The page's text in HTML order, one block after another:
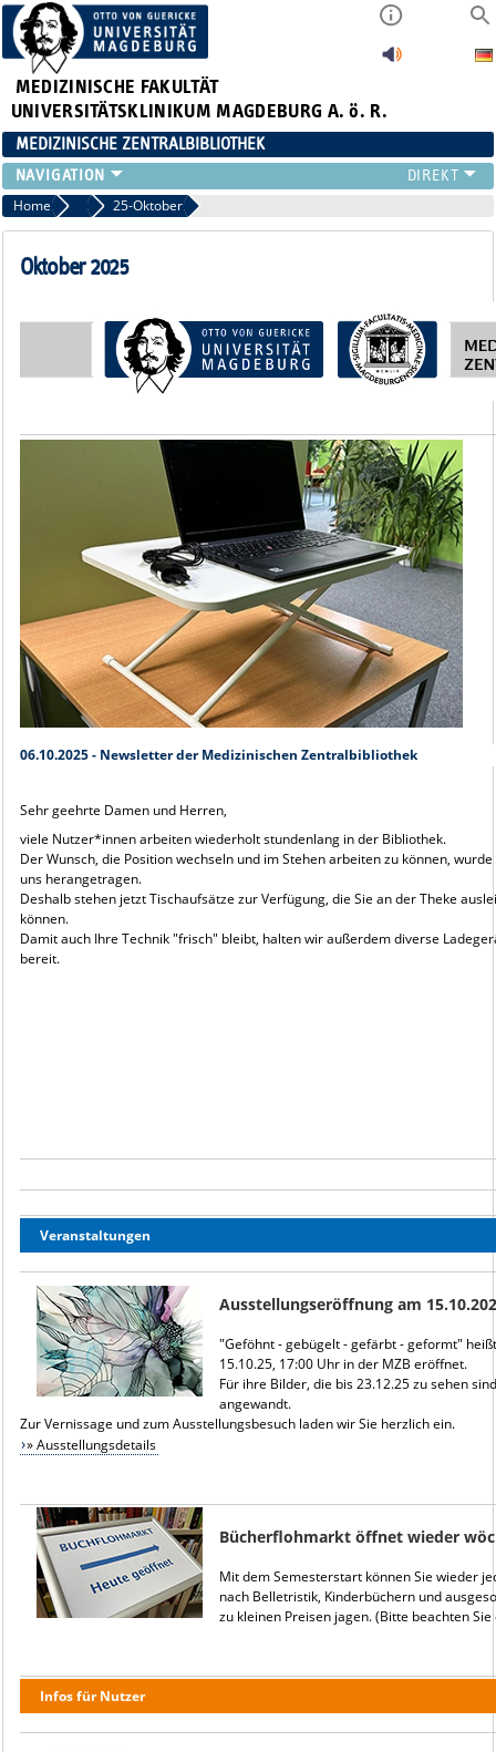
MEDIZINISCHE FAKULTÄT
UNIVERSITÄTSKLINIKUM MAGDEBURG A. ö. R.
MEDIZINISCHE ZENTRALBIBLIOTHEK
LITERATURSUCHE
SERVICE
INFORMATIONSKOMPETENZ
Home Newsletter-Archiv
25-Oktober
Oktober 2025
06.10.2025 - Newsletter der Medizinischen Zentralbibliothek
Sehr geehrte Damen und Herren,
viele Nutzer*innen arbeiten wiederholt stundenlang in der Bibliothek.
Der Wunsch, die Position wechseln und im Stehen arbeiten zu können, wurde
uns herangetragen.
Deshalb stehen jetzt Tischaufsätze zur Verfügung, die Sie an der Theke
können.
Damit auch Ihre Technik "frisch" bleibt, halten wir außerdem diverse
bereit.
Veranstaltungen
Ausstellungseröffnung am
"Geföhnt - gebügelt - gefärbt - geformt"
15.10.25, 17:00 Uhr in der MZB eröffnet.
Für ihre Bilder, die bis 23.12.25 zu sehen
angewandt.
Zur Vernissage und zum Ausstellungsbesuch laden wir Sie herzlich ein.
» Ausstellungsdetails
Bücherflohmarkt öffnet wieder
Mit dem Semesterstart können Sie wieder
nach Belletristik, Kinderbüchern und
zu kleinen Preisen jagen. (Bitte beachten
Infos für Nutzer